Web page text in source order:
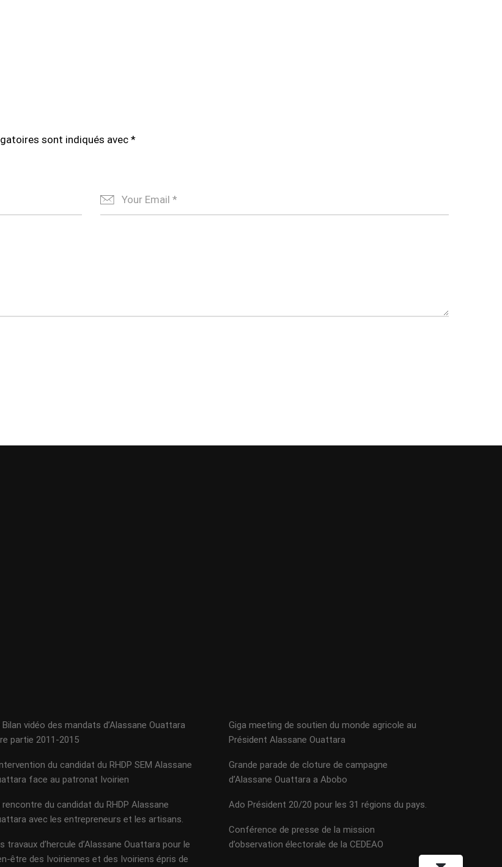
sont indiqués avec *
Bilan vidéo des mandats d’Alassane Ouattara
partie 2011-2015
du candidat du RHDP SEM Alassane
face au patronat Ivoirien
rencontre du candidat du RHDP Alassane
avec les entrepreneurs et les artisans.
travaux d’hercule d’Alassane Ouattara pour le
être des Ivoiriennes et des Ivoiriens épris de
Giga meeting de soutien du monde agricole au
Président Alassane Ouattara
Grande parade de cloture de campagne
d’Alassane Ouattara a Abobo
Ado Président 20/20 pour les 31 régions du pays.
Conférence de presse de la mission
d’observation électorale de la CEDEAO